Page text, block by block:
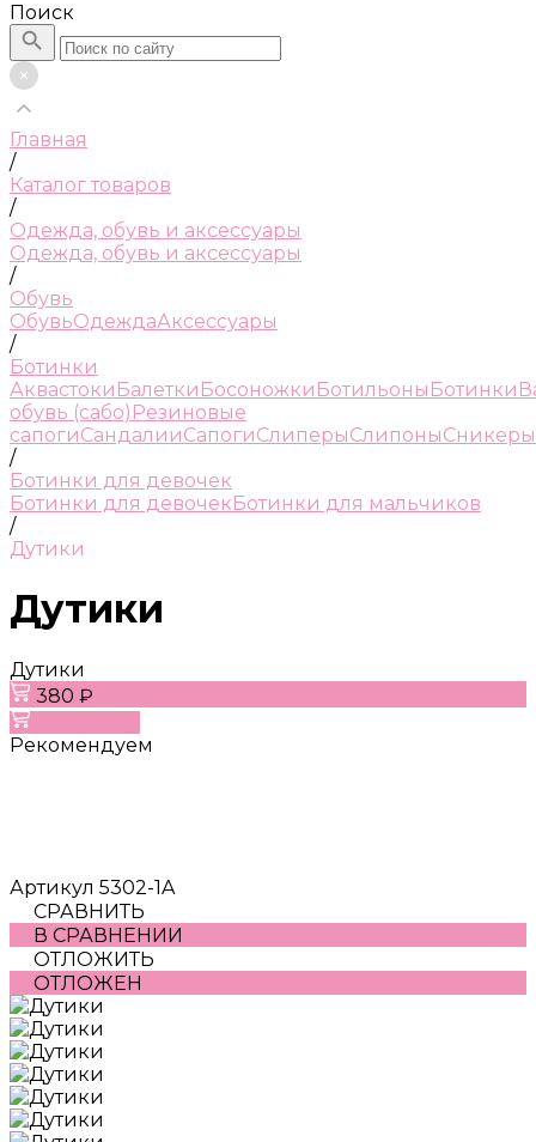
Поиск
Главная
/
Каталог товаров
/
Одежда, обувь и аксессуары
Одежда, обувь и аксессуары
/
Обувь
ОбувьОдеждаАксессуары
/
Ботинки
Аквастоки Балетки Босоножки Ботильоны Ботинки
обувь (сабо) Резиновые
сапогиСандалииСапогиСлиперыСлипоныСникеры
/
Ботинки для девочек
Ботинки для девочекБотинки для мальчиков
/
Дутики
Дутики
Дутики
380 ₽
Рекомендуем
Артикул 5302-1A
СРАВНИТЬ
В СРАВНЕНИИ
ОТЛОЖИТЬ
ОТЛОЖЕН